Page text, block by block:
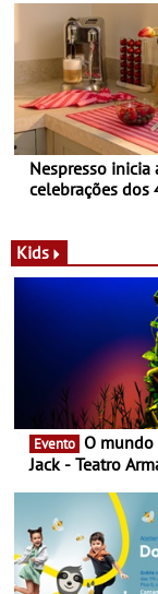
Nespresso inicia
celebrações dos
Novas - Edição
Nespresso x
Kids
Evento
Jack - Teatro